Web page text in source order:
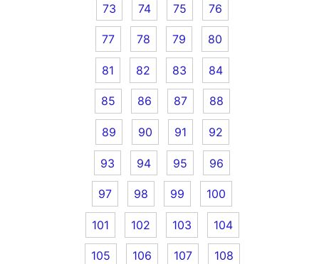
73 74 75 76
77 78 79 80
81 82 83 84
85 86 87 88
89 90 91 92
93 94 95 96
97 98 99 100
101 102 103 104
105 106 107 108